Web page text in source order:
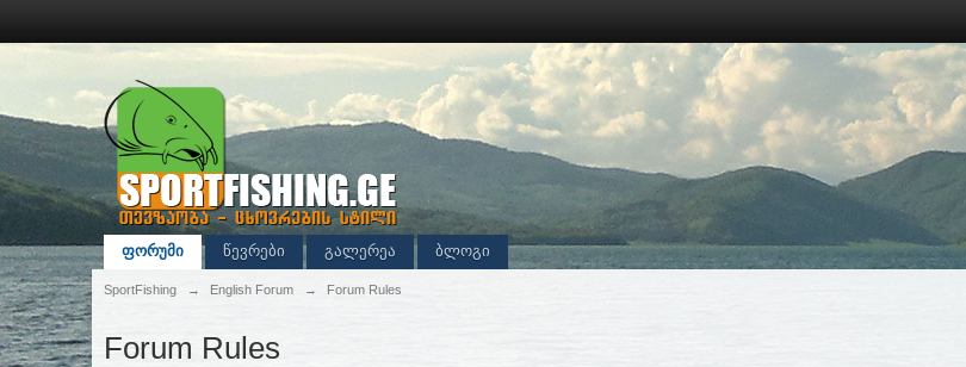
ფორუმი წევრები გალერეა ბლოგი
SportFishing → English Forum → Forum Rules
Forum Rules